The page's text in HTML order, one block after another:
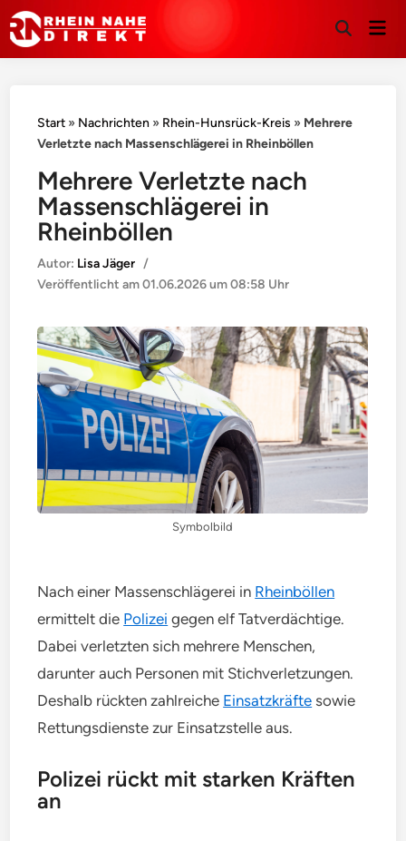
Suche
Start » Nachrichten » Rhein-Hunsrück-Kreis » Mehrere
Verletzte nach Massenschlägerei in Rheinböllen
Mehrere Verletzte nach
Massenschlägerei in
Rheinböllen
Autor: Lisa Jäger /
Veröffentlicht am01.06.2026 um 08:58 Uhr
Symbolbild
Nach einer Massenschlägerei in Rheinböllen
ermittelt die Polizei gegen elf Tatverdächtige.
Dabei verletzten sich mehrere Menschen,
darunter auch Personen mit Stichverletzungen.
Deshalb rückten zahlreiche Einsatzkräfte sowie
Rettungsdienste zur Einsatzstelle aus.
Polizei rückt mit starken Kräften
an